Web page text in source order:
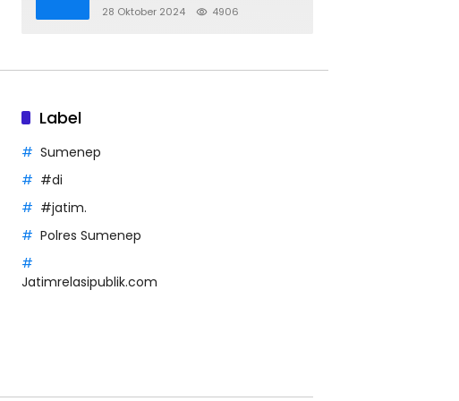
28 Oktober 2024 4906
Label
Sumenep
#di
#jatim.
Polres Sumenep
Jatimrelasipublik.com